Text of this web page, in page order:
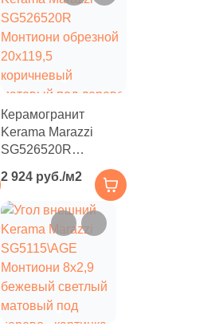
Керамогранит
Kerama Marazzi
SG526520R
Монтиони обрезной
20x119,5
коричневый
матовый под дерево
2 924 руб./м2